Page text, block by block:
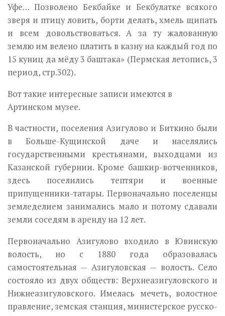
Уфе… Позволено Бек­байке и Бекбулатке всякого
зверя и птицу ловить, борти делать, хмель щипать
и всем довольствоваться. А за ту жалованную
землю им велено платить в казну на каждый год по
15 куниц да мёду 3 баштака» (Пермс­кая летопись, 3
период, стр.302).
Вот такие интересные записи имеются в
Артинском музее.
В частности, поселения Азигулово и Биткино были
в Больше-Кущинской даче и населялись
государственными крестьянами, выходцами из
Казанской губернии. Кроме башкир-вотченников,
здесь поселились тептяри и военные
припущенники-татары. Первоначально поселенцы
земле­делием занимались мало и потому сдавали
земли соседям в аренду на 12 лет.
Первоначально Азигулово входило в Ювинскую
волость, но с 1880 года образовалась
самостоятельная — Азигуловская — волость. Село
состояло из двух обществ: Верхнеазигуловского и
Нижнеазигуловского. Имелась мечеть, волостное
правление, земская станция, министерское русско-